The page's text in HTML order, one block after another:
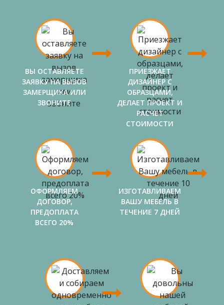
ВЫ ОСТАВЛЯЕТЕ
ЗАЯВКУ НА ВЫЗОВ
ЗАМЕРЩИКА ИЛИ
ЗВОНИТЕ
ПРИЕЗЖАЕТ
ДИЗАЙНЕР С
ОБРАЗЦАМИ,
ДЕЛАЕТ ПРОЕКТ И
РАСЧЕТ
СТОИМОСТИ
ОФОРМЛЯЕМ
ДОГОВОР,
ПРЕДОПЛАТА
ВСЕГО 20%
ИЗГОТАВЛИВАЕМ
ВАШУ МЕБЕЛЬ В
ТЕЧЕНИЕ 7 ДНЕЙ